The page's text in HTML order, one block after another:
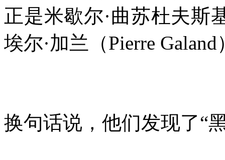
正是米歇尔·曲苏杜夫斯
埃尔·加兰（Pierre Galand
换句话说，他们发现了“